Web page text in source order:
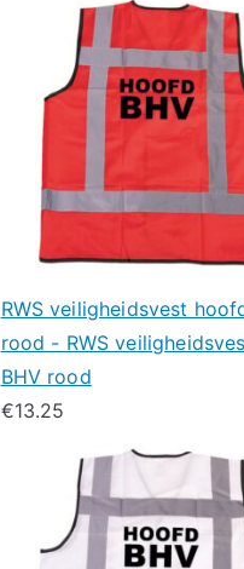
RWS veiligheidsvest
rood - RWS
BHV rood
€13.25